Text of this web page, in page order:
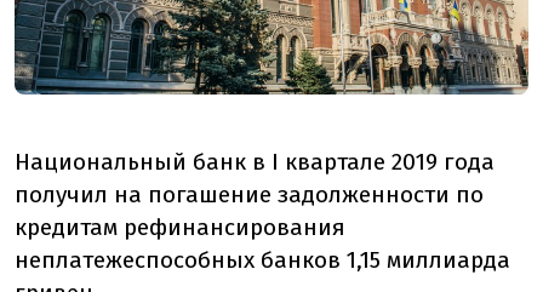
Национальный банк в I квартале 2019 года
получил на погашение задолженности по
кредитам рефинансирования
неплатежеспособных банков 1,15 миллиарда